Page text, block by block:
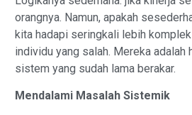
orangnya. Namun, apakah
kita hadapi seringkali lebih
individu yang salah. Mereka adalah
sistem yang sudah lama berakar.
Mendalami Masalah Sistemik